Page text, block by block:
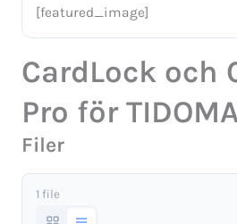
[featured_image]
CardLock och
Pro för
Filer
1 file